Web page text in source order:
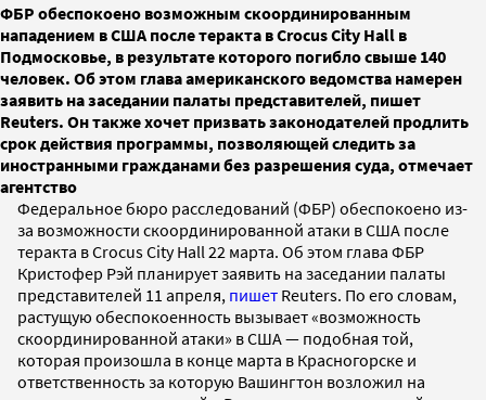
ФБР обеспокоено возможным скоординированным
нападением в США после теракта в Crocus City Hall в
Подмосковье, в результате которого погибло свыше 140
человек. Об этом глава американского ведомства намерен
заявить на заседании палаты представителей, пишет
Reuters. Он также хочет призвать законодателей продлить
срок действия программы, позволяющей следить за
иностранными гражданами без разрешения суда, отмечает
агентство
Федеральное бюро расследований (ФБР) обеспокоено из-
за возможности скоординированной атаки в США после
теракта в Crocus City Hall 22 марта. Об этом глава ФБР
Кристофер Рэй планирует заявить на заседании палаты
представителей 11 апреля, пишет Reuters. По его словам,
растущую обеспокоенность вызывает «возможность
скоординированной атаки» в США — подобная той,
которая произошла в конце марта в Красногорске и
ответственность за которую Вашингтон возложил на